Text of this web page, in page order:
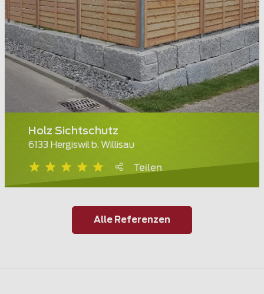
Holz Sichtschutz
6133 Hergiswil b. Willisau
Teilen
Alle Referenzen